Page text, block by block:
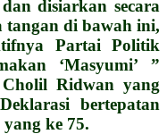
disiarkan secara
tangan di bawah ini,
Partai Politik
‘Masyumi’ ”
Ridwan yang
bertepatan
ke 75.